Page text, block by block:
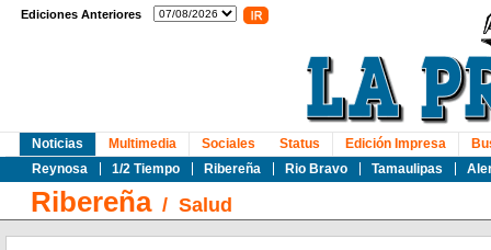
Ediciones Anteriores
Noticias
Reynosa
1/2 Tiempo Ribereña Rio Bravo Tamaulipas
Multimedia Sociales Status Edición Impresa
Ribereña/ Salud